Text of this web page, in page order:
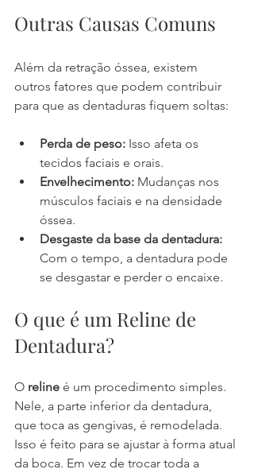
Outras Causas Comuns
Além da retração óssea, existem
outros fatores que podem contribuir
para que as dentaduras fiquem soltas:
Perda de peso: Isso afeta os
tecidos faciais e orais.
Envelhecimento: Mudanças nos
músculos faciais e na densidade
óssea.
Desgaste da base da dentadura:
Com o tempo, a dentadura pode
se desgastar e perder o encaixe.
O que é um Reline de
Dentadura?
O reline é um procedimento simples.
Nele, a parte inferior da dentadura,
que toca as gengivas, é remodelada.
Isso é feito para se ajustar à forma atual
da boca. Em vez de trocar toda a